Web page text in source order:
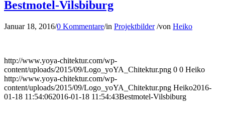
Bestmotel-Vilsbiburg
Januar 18, 2016/0 Kommentare/in Projektbilder /von Heiko
http://www.yoya-chitektur.com/wp-
content/uploads/2015/09/Logo_yoYA_Chitektur.png 0 0 Heiko
http://www.yoya-chitektur.com/wp-
content/uploads/2015/09/Logo_yoYA_Chitektur.png Heiko2016-
01-18 11:54:062016-01-18 11:54:43Bestmotel-Vilsbiburg